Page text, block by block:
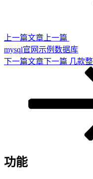
上一篇文章 上一篇
mysql官网示例数据库
下一篇文章下一篇 几款
功能